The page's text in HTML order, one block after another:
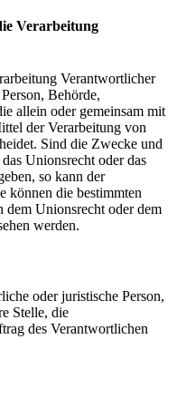
Verarbeitung
Verantwortlicher
Behörde,
allein oder gemeinsam mit
der Verarbeitung von
Sind die Zwecke und
Unionsrecht oder das
so kann der
können die bestimmten
dem Unionsrecht oder dem
werden.
oder juristische Person,
Stelle, die
des Verantwortlichen